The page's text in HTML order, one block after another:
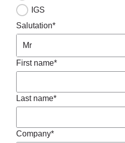
IGS
Salutation*
First name*
Last name*
Company*